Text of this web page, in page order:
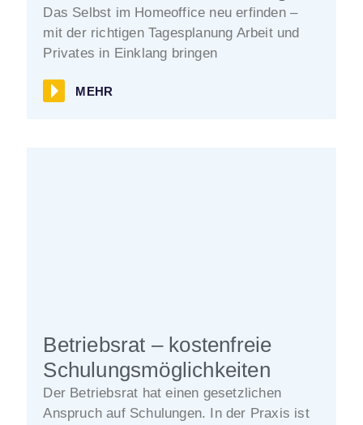
Das Selbst im Homeoffice neu erfinden –
mit der richtigen Tagesplanung Arbeit und
Privates in Einklang bringen
MEHR
Betriebsrat – kostenfreie
Schulungsmöglichkeiten
Der Betriebsrat hat einen gesetzlichen
Anspruch auf Schulungen. In der Praxis ist